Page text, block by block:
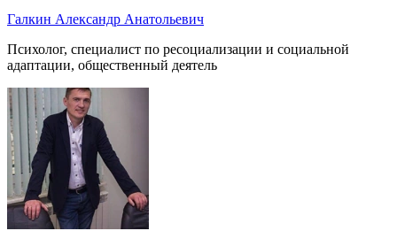
Галкин Александр Анатольевич
Психолог, специалист по ресоциализации и социальной
адаптации, общественный деятель